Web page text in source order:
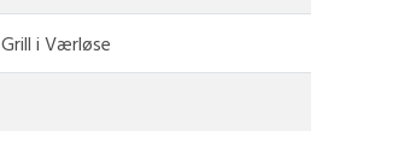
Grill i Værløse